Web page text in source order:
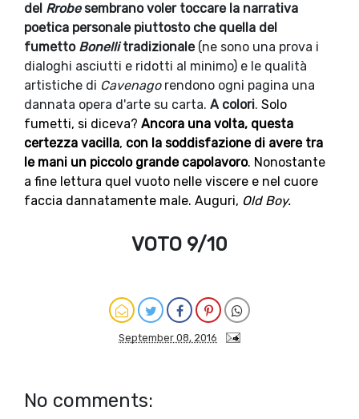
del Rrobesembrano voler toccare la narrativa
poetica personale piuttosto che quella del
fumetto Bonellitradizionale(ne sono una prova i
dialoghi asciutti e ridotti al minimo) e le qualità
artistiche di Cavenagorendono ogni pagina una
dannata opera d'arte su carta. A colori. Solo
fumetti, si diceva? Ancora una volta, questa
certezza vacilla, con la soddisfazione di avere tra
le mani un piccolo grande capolavoro. Nonostante
a fine lettura quel vuoto nelle viscere e nel cuore
faccia dannatamente male. Auguri, Old Boy.
VOTO 9/10
September 08, 2016
No comments: